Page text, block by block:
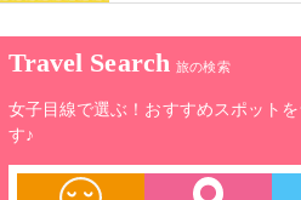
Travel Search 旅の検索
女子目線で選ぶ！おすすめスポット
す♪